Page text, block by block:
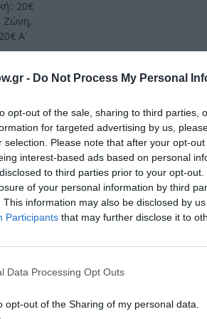
- Do Not Process My Personal
opt-out of the sale, sharing to third parties,
for targeted advertising by us,
selection. Please note that after your opt-
interest-based ads based on personal
to third parties prior to your opt-
of your personal information by third
This information may also be disclosed by
Participants that may further disclose it to
Data Processing Opt Outs
opt-out of the Sharing of my personal data.
20€
Ζώνη,
Α'
πρώτοι όλες τις ειδήσεις
στοCulturenow.gr